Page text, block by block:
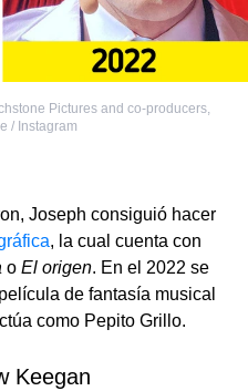
Pictures and co-producers,
/ Instagram
Joseph consiguió hacer
, la cual cuenta con
o El origen. En el 2022 se
de fantasía musical
como Pepito Grillo.
Keegan